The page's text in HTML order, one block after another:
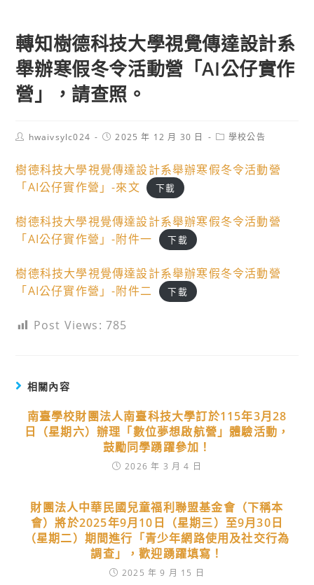
轉知樹德科技大學視覺傳達設計系
舉辦寒假冬令活動營「AI公仔實作
營」，請查照。
Posthwaivsylc024
Post2025 年 12 月 30 日
Post學校公告
樹德科技大學視覺傳達設計系舉辦寒假冬令活動營
「AI公仔實作營」-來文
下載
樹德科技大學視覺傳達設計系舉辦寒假冬令活動營
「AI公仔實作營」-附件一
下載
樹德科技大學視覺傳達設計系舉辦寒假冬令活動營
「AI公仔實作營」-附件二
下載
Post Views: 785
相關內容
南臺學校財團法人南臺科技大學訂於115年3月28
日（星期六）辦理「數位夢想啟航營」體驗活動，
鼓勵同學踴躍參加！
2026 年 3 月 4 日
財團法人中華民國兒童福利聯盟基金會（下稱本
會）將於2025年9月10日（星期三）至9月30日
（星期二）期間進行「青少年網路使用及社交行為
調查」，歡迎踴躍填寫！
2025 年 9 月 15 日